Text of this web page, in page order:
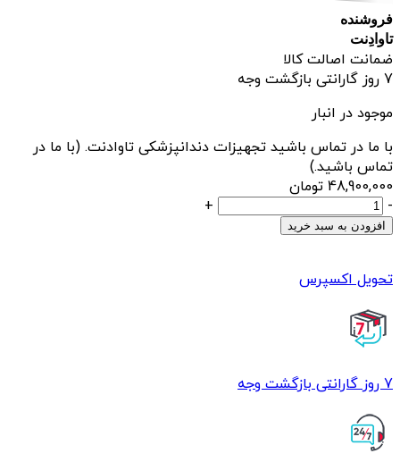
فروشنده
تاوادِنت
ضمانت اصالت کالا
7 روز گارانتی بازگشت وجه
موجود در انبار
با ما در تماس باشید تجهیزات دندانپزشکی تاوادنت. (با ما در
تماس باشید.)
48,900,000 تومان
ایرفلو
وودپیکر
AP-
عدد
-
+
افزودن به سبد خرید
تحویل اکسپرس
7 روز گارانتی بازگشت وجه